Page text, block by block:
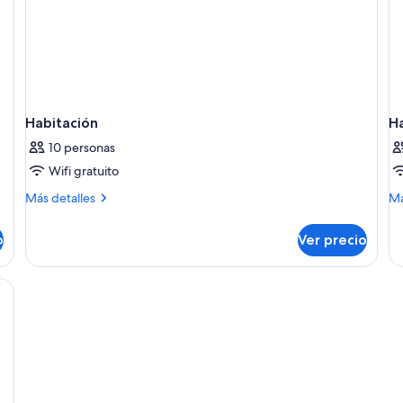
Habitación
10 personas
Wifi gratuito
Más detalles
Más
Ver precio